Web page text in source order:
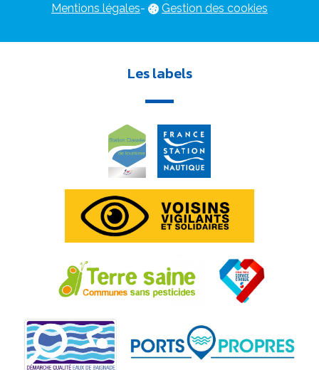
Mentions légales- Gestion des cookies
Les labels